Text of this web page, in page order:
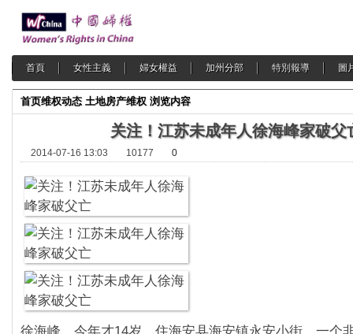
首頁 女性主義 婦女權益 加州分部 特別報導 圖
首页维权动态 土地房产维权 浏览内容
关注！江苏未成年人徐海峰家破父
2014-07-16 13:03 10177 0